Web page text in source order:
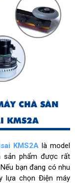
sản xuất theo
Nhật Bản
CHÀ SÀN
KMS2A
KMS2A là model
sản phẩm được rất
bạn đang có nhu
lựa chọn Điện máy